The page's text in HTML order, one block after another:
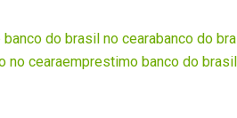
banco do brasil no cearabanco do
no cearaemprestimo banco do brasil